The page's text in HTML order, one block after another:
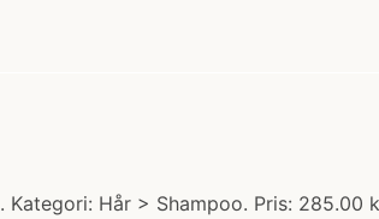
Hår > Shampoo. Pris: